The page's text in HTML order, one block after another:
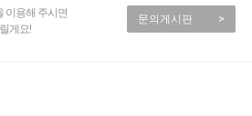
이용해 주시면
게요!
문의게시판 >